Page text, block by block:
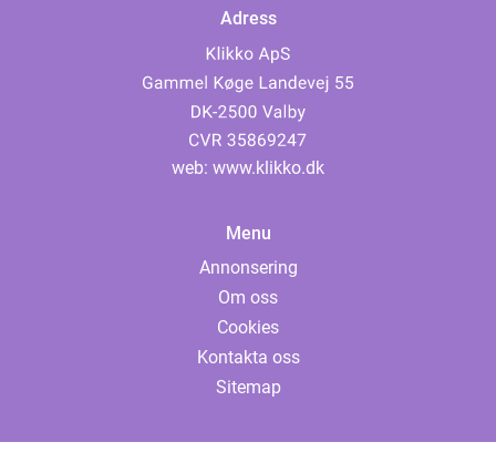
Adress
web: www.klikko.dk
Menu
Annonsering
Om oss
Cookies
Kontakta oss
Sitemap